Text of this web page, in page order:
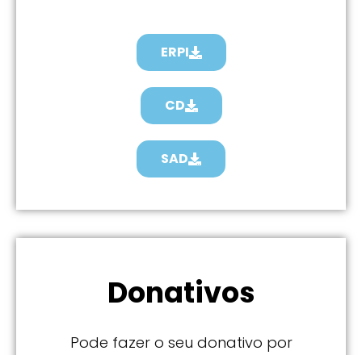
ERPI
CD
SAD
Donativos
Pode fazer o seu donativo por